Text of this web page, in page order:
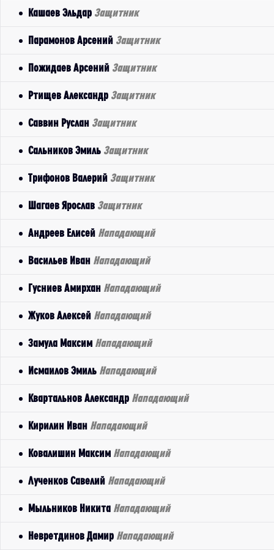
Кашаев Эльдар Защитник
Парамонов Арсений Защитник
Пожидаев Арсений Защитник
Ртищев Александр Защитник
Саввин Руслан Защитник
Сальников Эмиль Защитник
Трифонов Валерий Защитник
Шагаев Ярослав Защитник
Андреев Елисей Нападающий
Васильев Иван Нападающий
Гусниев Амирхан Нападающий
Жуков Алексей Нападающий
Замула Максим Нападающий
Исмаилов Эмиль Нападающий
Квартальнов Александр Нападающий
Кирилин Иван Нападающий
Ковалишин Максим Нападающий
Лученков Савелий Нападающий
Мыльников Никита Нападающий
Невретдинов Дамир Нападающий